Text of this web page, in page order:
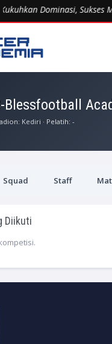
Dominasi, Sukses
Blessfootball
Kediri · Pelatih: -
Squad Staff
Diikuti